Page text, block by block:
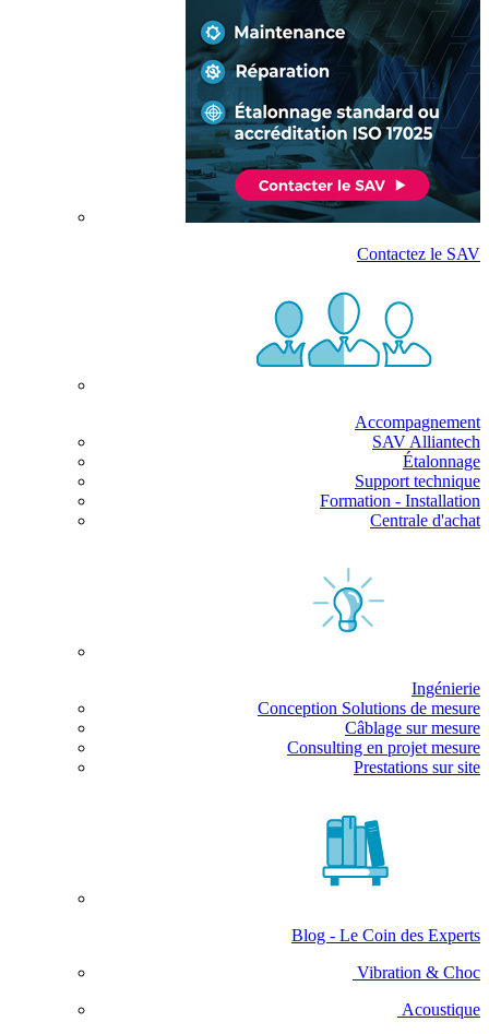
Contactez le SAV
Accompagnement
SAV Alliantech
Étalonnage
Support technique
Formation - Installation
Centrale d'achat
Ingénierie
Conception Solutions de mesure
Câblage sur mesure
Consulting en projet mesure
Prestations sur site
Blog - Le Coin des Experts
Vibration & Choc
Acoustique